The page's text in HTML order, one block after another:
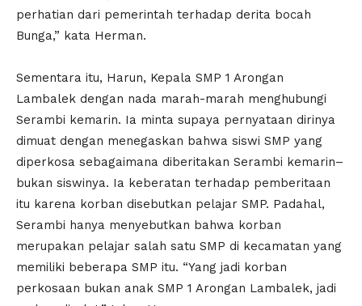
perhatian dari pemerintah terhadap derita bocah
Bunga,” kata Herman.
Sementara itu, Harun, Kepala SMP 1 Arongan
Lambalek dengan nada marah-marah menghubungi
Serambi kemarin. Ia minta supaya pernyataan dirinya
dimuat dengan menegaskan bahwa siswi SMP yang
diperkosa sebagaimana diberitakan Serambi kemarin–
bukan siswinya. Ia keberatan terhadap pemberitaan
itu karena korban disebutkan pelajar SMP. Padahal,
Serambi hanya menyebutkan bahwa korban
merupakan pelajar salah satu SMP di kecamatan yang
memiliki beberapa SMP itu. “Yang jadi korban
perkosaan bukan anak SMP 1 Arongan Lambalek, jadi